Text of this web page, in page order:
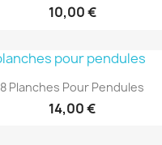
10,00 €
Aperçu rapide
8 Planches Pour Pendules
14,00 €